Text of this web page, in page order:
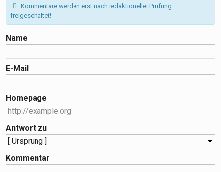
Kommentare werden erst nach redaktioneller Prüfung
freigeschaltet!
Name
E-Mail
Homepage
Antwort zu
Kommentar